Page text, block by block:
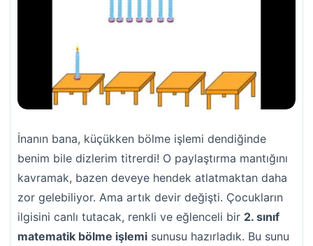
İnanın bana, küçükken bölme işlemi dendiğinde
benim bile dizlerim titrerdi! O paylaştırma mantığını
kavramak, bazen deveye hendek atlatmaktan daha
zor gelebiliyor. Ama artık devir değişti. Çocukların
ilgisini canlı tutacak, renkli ve eğlenceli bir 2. sınıf
matematik bölme işlemi sunusu hazırladık. Bu sunu